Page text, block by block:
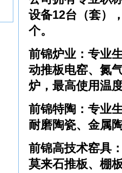
设备12台（套）
个。
前锦炉业 ：专业
动推板电窑、氮
炉，最高使用温
前锦特陶 ：专业
耐磨陶瓷、金属
前锦高技术窑具
莫来石推板、棚